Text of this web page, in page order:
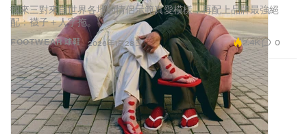
FOOTWEAR 球鞋
找來三對來自世界各地的情侶示範真愛模樣，再配上品牌最強絕
配：襪子＋人字拖。
2026年1月28日 2.4K 0